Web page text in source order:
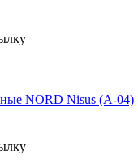
NORD Nisus (А-04)